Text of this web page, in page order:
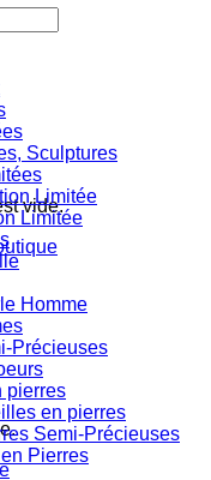
vide.
Sculptures
Limitée
Limitée
Homme
Précieuses
pierres
en pierres
Semi-Précieuses
Pierres